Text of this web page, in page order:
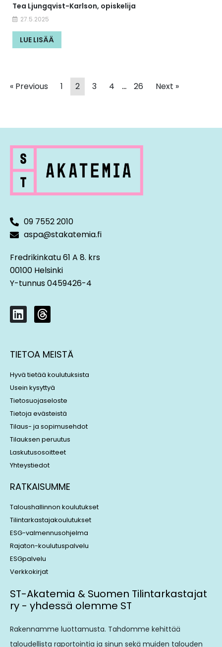
Tea Ljungqvist-Karlson, opiskelija
27.5.2025
LUE LISÄÄ
« Previous 1 2 3 4 … 26 Next »
09 7552 2010
aspa@stakatemia.fi
Fredrikinkatu 61 A 8. krs
00100 Helsinki
Y-tunnus 0459426-4
L
i
k
e
d
i
n
T
h
e
a
d
s
TIETOA MEISTÄ
Hyvä tietää koulutuksista
Usein kysyttyä
Tietosuojaseloste
Tietoja evästeistä
Tilaus- ja sopimusehdot
Tilauksen peruutus
Laskutusosoitteet
Yhteystiedot
RATKAISUMME
Taloushallinnon koulutukset
Tilintarkastajakoulutukset
ESG-valmennusohjelma
Rajaton-koulutuspalvelu
ESGpalvelu
Verkkokirjat
ST-Akatemia & Suomen Tilintarkastajat
ry - yhdessä olemme ST
Rakennamme luottamusta. Tahdomme kehittää
taloudellista raportointia ja sinun sekä muiden talouden